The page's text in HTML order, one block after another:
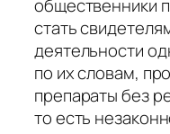
общественники
стать
деятельности
по их словам,
препараты без
то есть